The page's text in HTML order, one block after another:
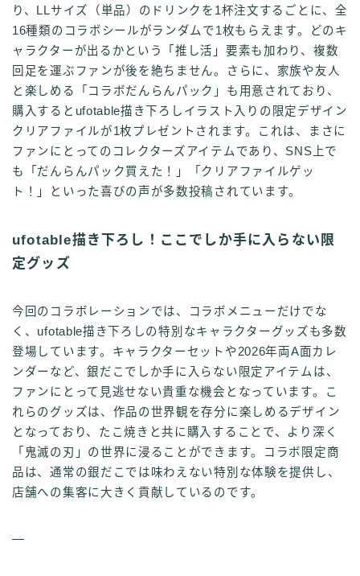
り、LLサイズ（単品）のドリンクを1杯注文するごとに、全
16種類のコラボシールがランダムで1枚もらえます。どのキ
ャラクターが出るかという「推し活」要素も加わり、複数
回足を運ぶファンが後を絶ちません。さらに、家族や友人
と楽しめる「コラボだんらんパック」も用意されており、
購入するとufotable描き下ろしイラスト入りの限定デザイン
クリアファイルが1枚プレゼントされます。これは、まさに
ファンにとってのコレクターズアイテムであり、SNS上で
も「だんらんパック買えた！」「クリアファイルゲッ
ト！」といった喜びの声が多数投稿されています。
ufotable描き下ろし！ここでしか手に入らない限
定グッズ
今回のコラボレーションでは、コラボメニューだけでな
く、ufotable描き下ろしの特別なキャラクターグッズも多数
登場しています。キャラクターセットや2026年両A面カレ
ンダーなど、銀だこでしか手に入らない限定アイテムは、
ファンにとって見逃せない貴重な機会となっています。こ
れらのグッズは、作品の世界観を存分に楽しめるデザイン
となっており、たこ焼きと共に購入することで、より深く
「鬼滅の刃」の世界に浸ることができます。コラボ限定商
品は、通常の銀だこでは味わえない特別な体験を提供し、
店舗への集客に大きく貢献しているのです。
—